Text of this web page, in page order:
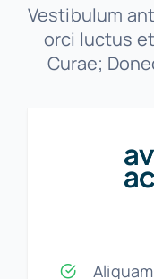
Vestibulum
orci luctus
Curae;